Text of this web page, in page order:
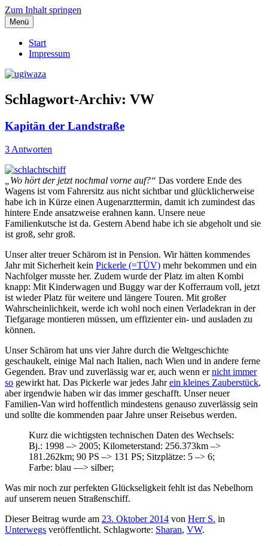
Zum Inhalt springen
ugiwaza
Menü
Start
Impressum
Schlagwort-Archiv: VW
Kapitän der Landstraße
3 Antworten
„Wo hört der jetzt nochmal vorne auf?“ Das vordere Ende des
Wagens ist vom Fahrersitz aus nicht sichtbar und glücklicherweise
habe ich in Kürze einen Augenarzttermin, damit ich zumindest das
hintere Ende ansatzweise erahnen kann. Unsere neue
Familienkutsche ist da. Gestern Abend habe ich sie abgeholt und sie
ist groß, sehr groß.
Unser alter treuer Schärom ist in Pension. Wir hätten kommendes
Jahr mit Sicherheit kein Pickerle (=TÜV) mehr bekommen und ein
Nachfolger musste her. Zudem wurde der Platz im alten Kombi
knapp: Mit Kinderwagen und Buggy war der Kofferraum voll, jetzt
ist wieder Platz für weitere und längere Touren. Mit großer
Wahrscheinlichkeit, werde ich wohl noch einen Verladekran in der
Tiefgarage montieren müssen, um effizienter ein- und ausladen zu
können.
Unser Schärom hat uns vier Jahre durch die Weltgeschichte
geschaukelt, einige Mal nach Italien, nach Wien und in andere ferne
Gegenden. Brav und zuverlässig war er, auch wenn ernicht immer
so gewirkt hat. Das Pickerle war jedes Jahrein kleines Zauberstück,
aber irgendwie haben wir das immer geschafft. Unser neuer
Familien-Van wird hoffentlich mindestens genauso zuverlässig sein
und sollte die kommenden paar Jahre unser Reisebus werden.
Kurz die wichtigsten technischen Daten des Wechsels:
Bj.: 1998 –> 2005; Kilometerstand: 256.373km –>
181.262km; 90 PS –> 131 PS; Sitzplätze: 5 –> 6;
Farbe: blau —> silber;
Was mir noch zur perfekten Glückseligkeit fehlt ist das Nebelhorn
auf unserem neuen Straßenschiff.
Dieser Beitrag wurde am 23. Oktober 2014 von Herr S. in
Unterwegs veröffentlicht. Schlagworte: Sharan, VW.